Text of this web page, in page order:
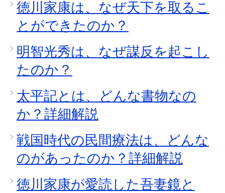
徳川家康は、なぜ天下を取るこ
とができたのか？
明智光秀は、なぜ謀反を起こし
たのか？
太平記とは、どんな書物なの
か？詳細解説
戦国時代の民間療法は、どんな
のがあったのか？詳細解説
徳川家康が愛読した吾妻鏡と